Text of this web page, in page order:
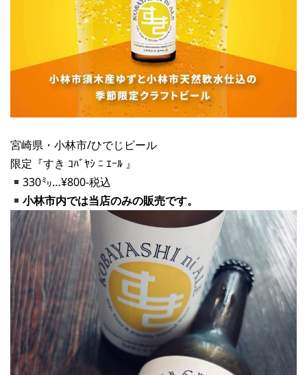
宮崎県・小林市/ひでじビール
限定『すき ｺﾊﾞﾔｼ ﾆ ｴｰﾙ 』
330㍉…¥800-税込
小林市内では当店のみの販売です。